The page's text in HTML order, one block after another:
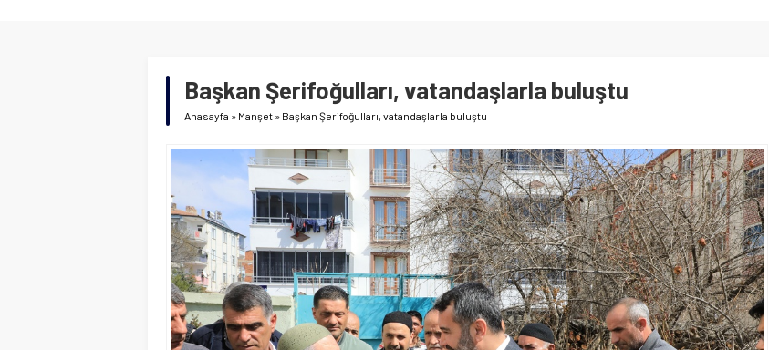
Başkan Şerifoğulları, vatandaşlarla buluştu
Anasayfa » Manşet » Başkan Şerifoğulları, vatandaşlarla buluştu